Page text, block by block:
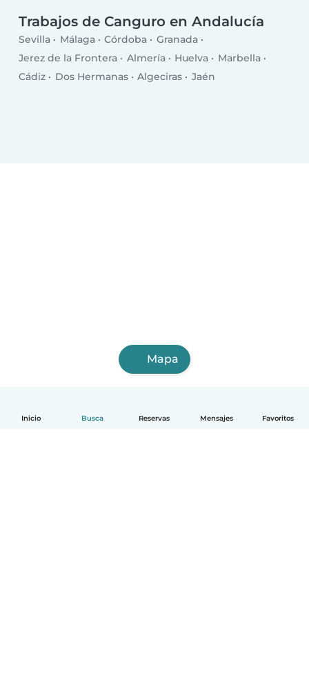
Inicio Busca Reservas Mensajes Favoritos
Trabajos de Canguro en Andalucía
Sevilla Málaga Córdoba
Granada
Jerez de la Frontera
Almería Huelva
Marbella
Cádiz
Dos Hermanas Algeciras Jaén
Mapa